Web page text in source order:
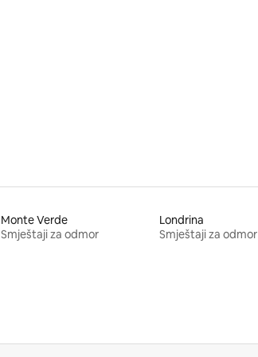
Monte Verde
Smještaji za odmor
Londrina
Smještaji za odmor